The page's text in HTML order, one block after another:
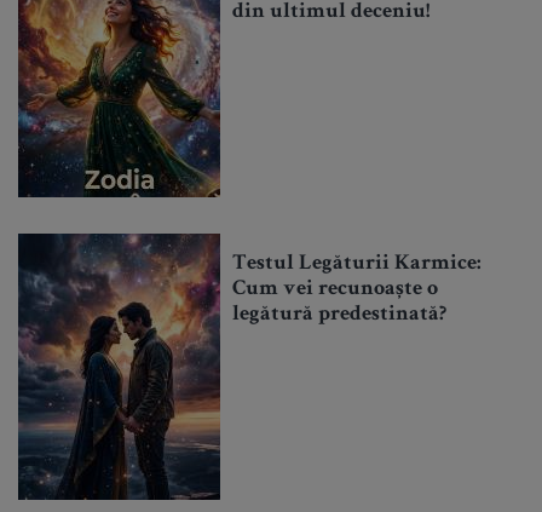
din ultimul deceniu!
Testul Legăturii Karmice:
Cum vei recunoaște o
legătură predestinată?